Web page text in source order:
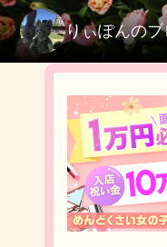
りぃぽんの